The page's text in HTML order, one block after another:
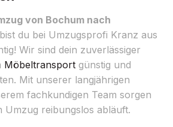
von Bochum nach
du bei Umzugsprofi Kranz aus
Wir sind dein zuverlässiger
Möbeltransport günstig und
Mit unserer langjährigen
fachkundigen Team sorgen
Umzug reibungslos abläuft.